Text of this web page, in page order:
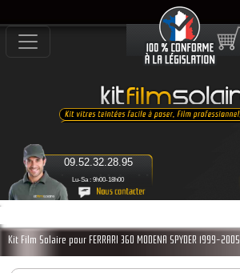
Lu-Sa : 9h00-18h00
09.52.32.28.95
Kit Film Solaire pour FERRARI 360 MODENA SPYDER 1999-2005